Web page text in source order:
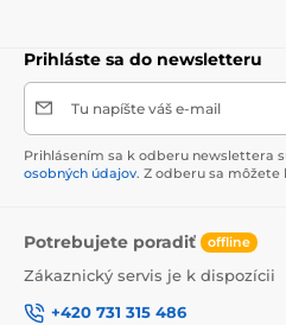
Prihláste sa do newsletteru
Tu napíšte váš e-mail
Prihlásením sa k odberu newslettera
osobných údajov. Z odberu sa
Potrebujete poradiť offline
Zákaznický servis je k dispozícii
+420 731 315 486